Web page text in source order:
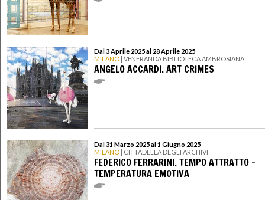
Dal 3 Aprile 2025 al 28 Aprile 2025
MILANO | VENERANDA BIBLIOTECA AMBROSIANA
ANGELO ACCARDI. ART CRIMES
Dal 31 Marzo 2025 al 1 Giugno 2025
MILANO | CITTADELLA DEGLI ARCHIVI
FEDERICO FERRARINI. TEMPO ATTRATTO –
TEMPERATURA EMOTIVA